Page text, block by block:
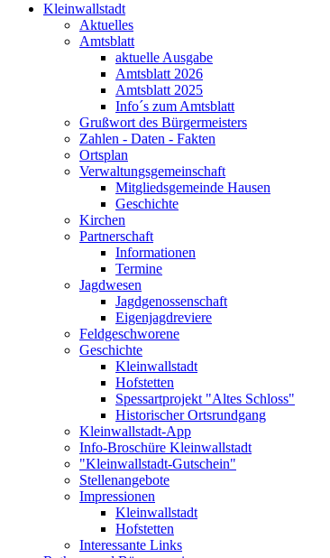
Kleinwallstadt
Aktuelles
Amtsblatt
aktuelle Ausgabe
Amtsblatt 2026
Amtsblatt 2025
Info´s zum Amtsblatt
Grußwort des Bürgermeisters
Zahlen - Daten - Fakten
Ortsplan
Verwaltungsgemeinschaft
Mitgliedsgemeinde Hausen
Geschichte
Kirchen
Partnerschaft
Informationen
Termine
Jagdwesen
Jagdgenossenschaft
Eigenjagdreviere
Feldgeschworene
Geschichte
Kleinwallstadt
Hofstetten
Spessartprojekt "Altes Schloss"
Historischer Ortsrundgang
Kleinwallstadt-App
Info-Broschüre Kleinwallstadt
"Kleinwallstadt-Gutschein"
Stellenangebote
Impressionen
Kleinwallstadt
Hofstetten
Interessante Links